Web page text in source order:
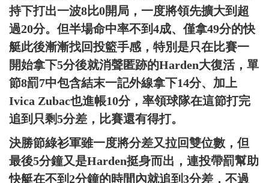
持下打出一波8比0開局，一度將領先擴大到超
過20分。但半場命中率不到4成、僅拿49分的快
艇此後漸漸找回投籃手感，特別是只在比賽一
開始拿下5分後就消聲匿跡的Harden大復活，單
節8罰7中包含結末一記外線拿下14分、加上
Ivica Zubac也進帳10分，率領球隊在這節打完
追到只剩5分差，比賽還有得打。
決勝節綠衫軍雖一度將分差又拉回雙位數，但
最後5分鐘又是Harden挺身而出，連投帶罰幫助
快艇在不到2分鐘的時間內就追到3分差，不過